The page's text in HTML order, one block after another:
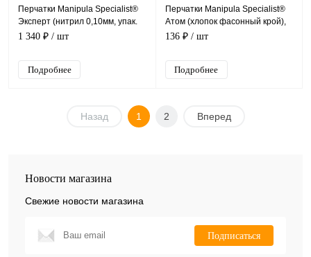
Перчатки Manipula Specialist®
Эксперт (нитрил 0,10мм, упак.
50пар), DG-023
1 340 ₽ / шт
Подробнее
Перчатки Manipula Specialist®
Атом (хлопок фасонный крой),
ТТ-44/MG-103
136 ₽ / шт
Подробнее
Назад 1 2 Вперед
Новости магазина
Свежие новости магазина
Подписаться